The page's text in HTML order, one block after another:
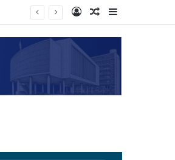
Log InRandom Article
Sidebar